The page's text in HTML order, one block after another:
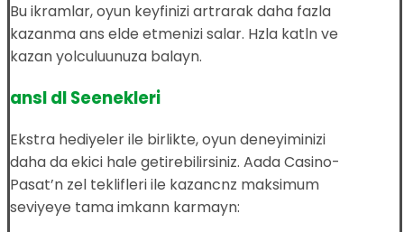
Bu ikramlar, oyun keyfinizi artrarak daha fazla
kazanma ans elde etmenizi salar. Hzla katln ve
kazan yolculuunuza balayn.
ansl dl Seenekleri
Ekstra hediyeler ile birlikte, oyun deneyiminizi
daha da ekici hale getirebilirsiniz. Aada Casino-
Pasat’n zel teklifleri ile kazancnz maksimum
seviyeye tama imkann karmayn: